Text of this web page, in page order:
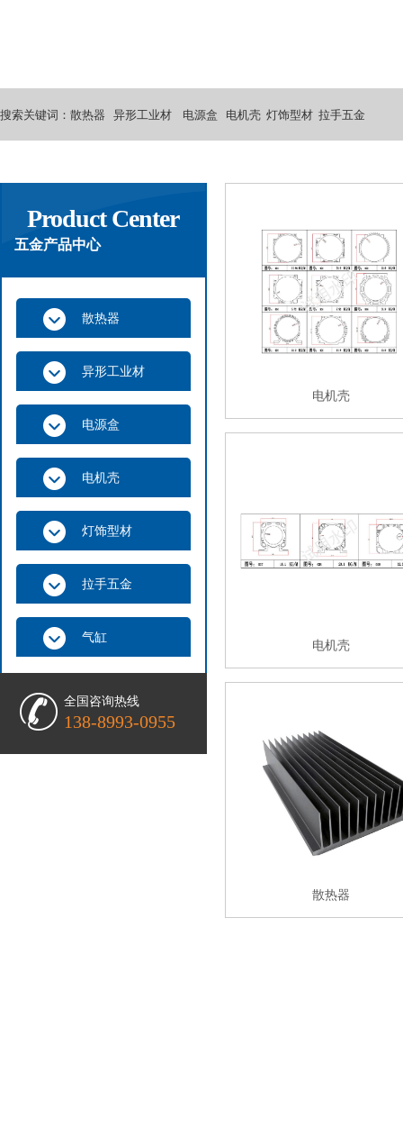
搜索关键词： 散热器 异形工业材 电源盒 电机壳 灯饰型材 拉手五金
电机壳
电机壳
散热器
Product Center
五金产品中心
散热器
异形工业材
电源盒
电机壳
灯饰型材
拉手五金
气缸
全国咨询热线
138-8993-0955